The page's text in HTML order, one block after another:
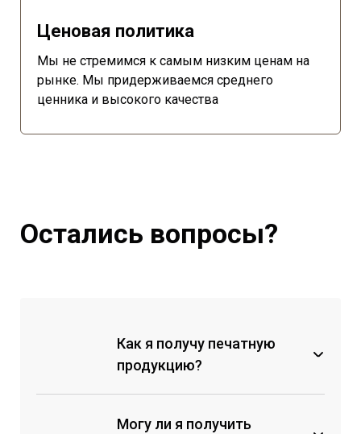
Ценовая политика
Мы не стремимся к самым низким ценам на
рынке. Мы придерживаемся среднего
ценника и высокого качества
Остались вопросы?
Как я получу печатную
продукцию?
Могу ли я получить